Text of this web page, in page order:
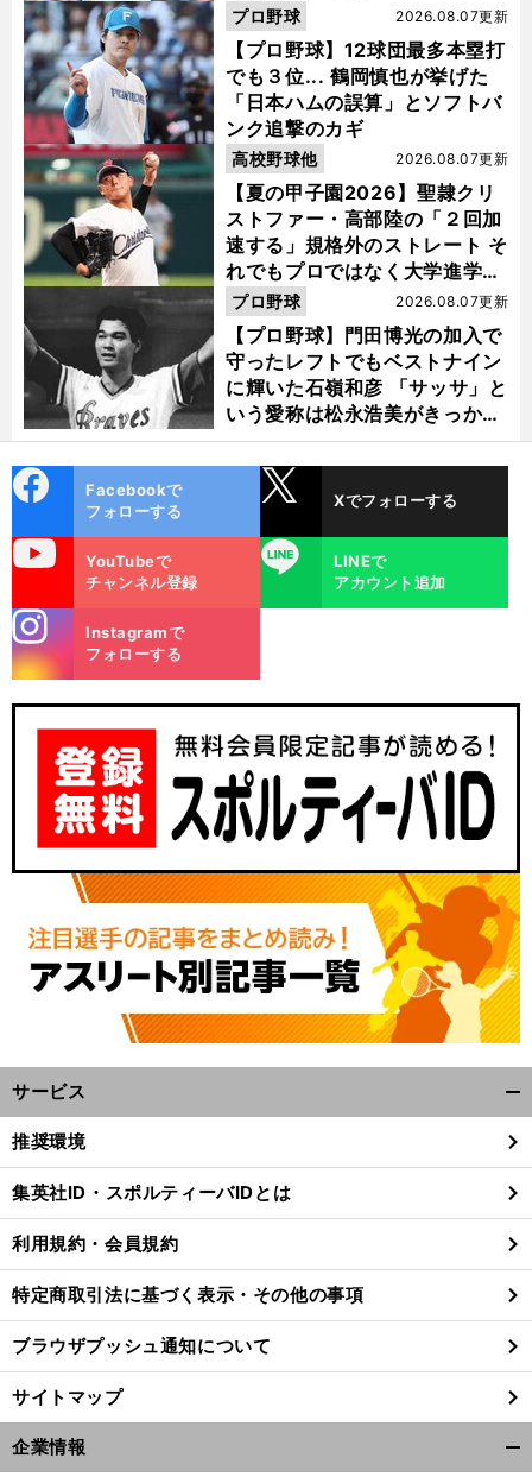
【プロ野球】12球団最多本塁打
でも３位... 鶴岡慎也が挙げた
「日本ハムの誤算」とソフトバ
ンク追撃のカギ
2026.08.07更新
プロ野球
【夏の甲子園2026】聖隷クリ
ストファー・高部陸の「２回加
速する」規格外のストレート そ
れでもプロではなく大学進学を
選ぶ理由
2026.08.07更新
高校野球他
【プロ野球】門田博光の加入で
守ったレフトでもベストナイン
に輝いた石嶺和彦 「サッサ」と
いう愛称は松永浩美がきっか
け？
2026.08.07更新
プロ野球
ok
Facebookで
フォローする
Xでフォローする
YouTubeで
チャンネル登録
LINE
LINEで
アカウント追加
m
Instagramで
フォローする
サービス
閉
る
推奨環境
集英社ID・スポルティーバIDとは
利用規約・会員規約
特定商取引法に基づく表示・その他の事項
ブラウザプッシュ通知について
サイトマップ
企業情報